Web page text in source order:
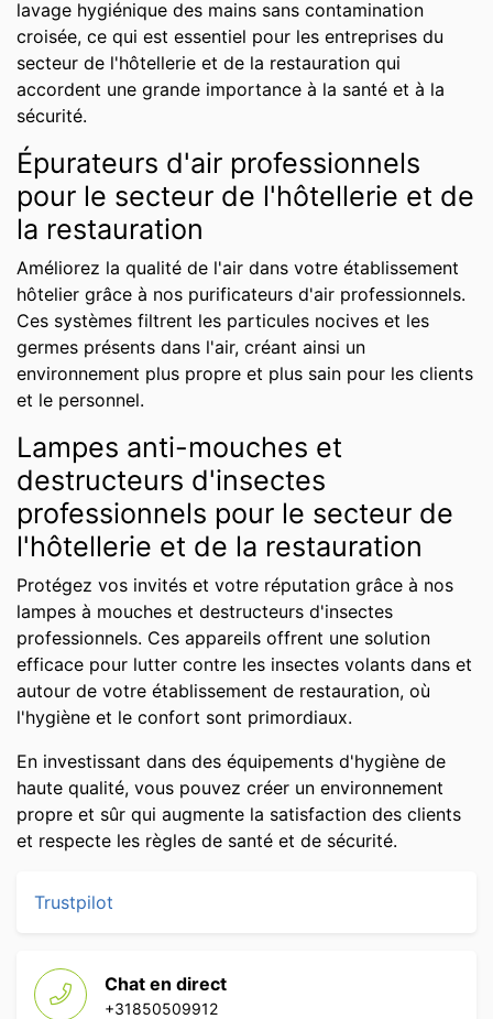
lavage hygiénique des mains sans contamination
croisée, ce qui est essentiel pour les entreprises du
secteur de l'hôtellerie et de la restauration qui
accordent une grande importance à la santé et à la
sécurité.
Épurateurs d'air professionnels
pour le secteur de l'hôtellerie et de
la restauration
Améliorez la qualité de l'air dans votre établissement
hôtelier grâce à nos purificateurs d'air professionnels.
Ces systèmes filtrent les particules nocives et les
germes présents dans l'air, créant ainsi un
environnement plus propre et plus sain pour les clients
et le personnel.
Lampes anti-mouches et
destructeurs d'insectes
professionnels pour le secteur de
l'hôtellerie et de la restauration
Protégez vos invités et votre réputation grâce à nos
lampes à mouches et destructeurs d'insectes
professionnels. Ces appareils offrent une solution
efficace pour lutter contre les insectes volants dans et
autour de votre établissement de restauration, où
l'hygiène et le confort sont primordiaux.
En investissant dans des équipements d'hygiène de
haute qualité, vous pouvez créer un environnement
propre et sûr qui augmente la satisfaction des clients
et respecte les règles de santé et de sécurité.
Trustpilot
Chat en direct
+31850509912